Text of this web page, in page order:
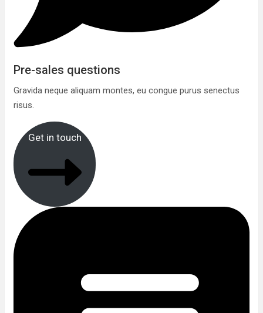
Pre-sales questions
Gravida neque aliquam montes, eu congue purus senectus
risus.
Get in touch